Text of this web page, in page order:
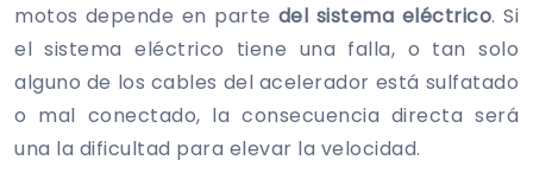
motos depende en parte del sistema eléctrico. Si
el sistema eléctrico tiene una falla, o tan solo
alguno de los cables del acelerador está sulfatado
o mal conectado, la consecuencia directa será
una la dificultad para elevar la velocidad.